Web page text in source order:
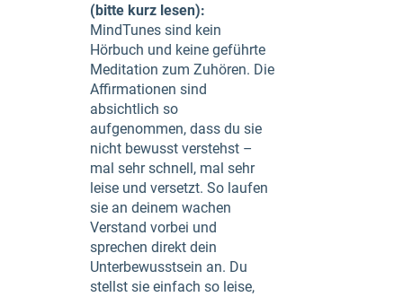
(bitte kurz lesen):
MindTunes sind kein
Hörbuch und keine geführte
Meditation zum Zuhören. Die
Affirmationen sind
absichtlich so
aufgenommen, dass du sie
nicht bewusst verstehst –
mal sehr schnell, mal sehr
leise und versetzt. So laufen
sie an deinem wachen
Verstand vorbei und
sprechen direkt dein
Unterbewusstsein an. Du
stellst sie einfach so leise,